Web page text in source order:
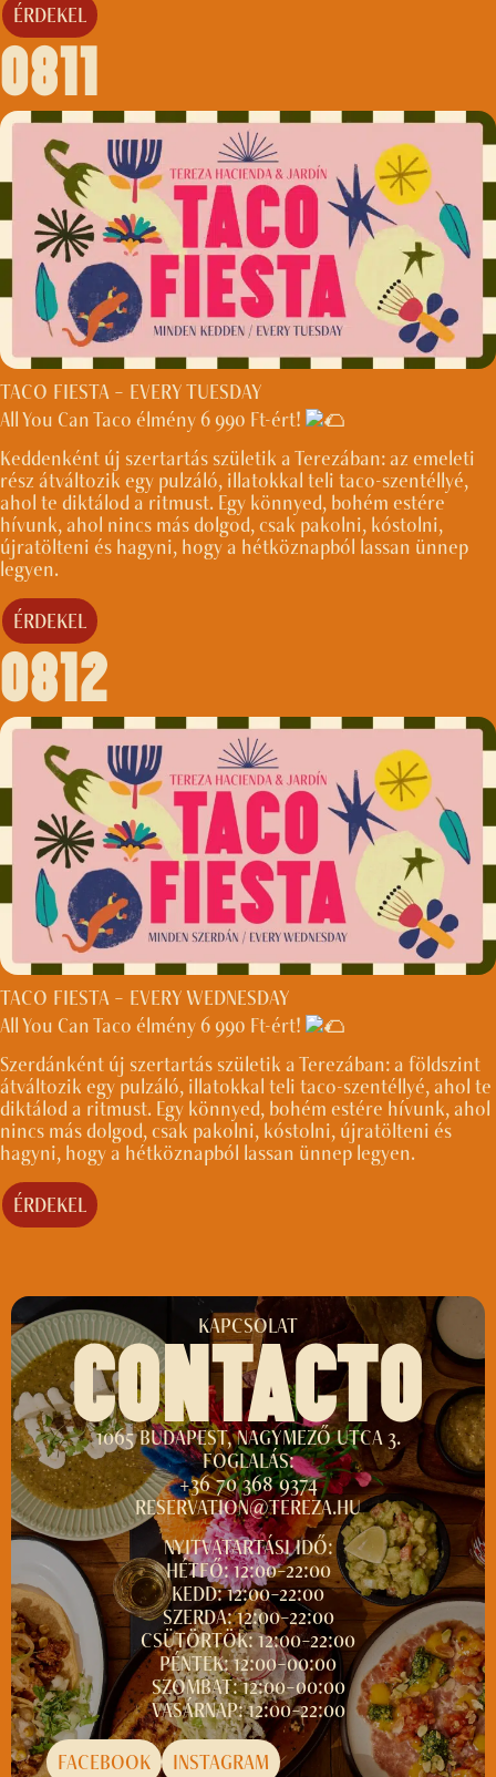
ÉRDEKEL
0811
TACO FIESTA – EVERY TUESDAY
All You Can Taco élmény 6 990 Ft-ért!
Keddenként új szertartás születik a Terezában: az emeleti
rész átváltozik egy pulzáló, illatokkal teli taco-szentéllyé,
ahol te diktálod a ritmust. Egy könnyed, bohém estére
hívunk, ahol nincs más dolgod, csak pakolni, kóstolni,
újratölteni és hagyni, hogy a hétköznapból lassan ünnep
legyen.
ÉRDEKEL
0812
TACO FIESTA – EVERY WEDNESDAY
All You Can Taco élmény 6 990 Ft-ért!
Szerdánként új szertartás születik a Terezában: a földszint
átváltozik egy pulzáló, illatokkal teli taco-szentéllyé, ahol te
diktálod a ritmust. Egy könnyed, bohém estére hívunk, ahol
nincs más dolgod, csak pakolni, kóstolni, újratölteni és
hagyni, hogy a hétköznapból lassan ünnep legyen.
ÉRDEKEL
KAPCSOLAT
CONTACTO
1065 BUDAPEST, NAGYMEZŐ UTCA 3.
FOGLALÁS:
+36 70 368 9374
RESERVATION@TEREZA.HU
NYITVATARTÁSI IDŐ:
HÉTFŐ: 12:00–22:00
KEDD: 12:00–22:00
SZERDA: 12:00–22:00
CSÜTÖRTÖK: 12:00–22:00
PÉNTEK: 12:00–00:00
SZOMBAT: 12:00–00:00
VASÁRNAP: 12:00–22:00
FACEBOOK
INSTAGRAM